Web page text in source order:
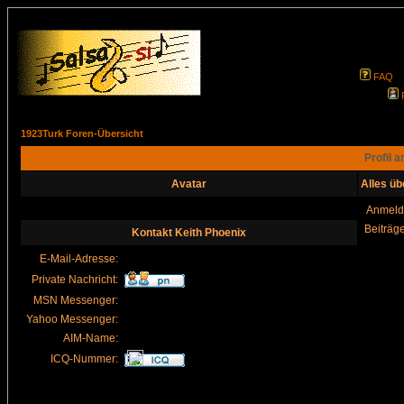
FAQ
1923Turk Foren-Übersicht
Profil
Avatar Alles
Kontakt Keith Phoenix
E-Mail-Adresse:
Private Nachricht:
MSN Messenger:
Yahoo Messenger:
AIM-Name:
ICQ-Nummer: